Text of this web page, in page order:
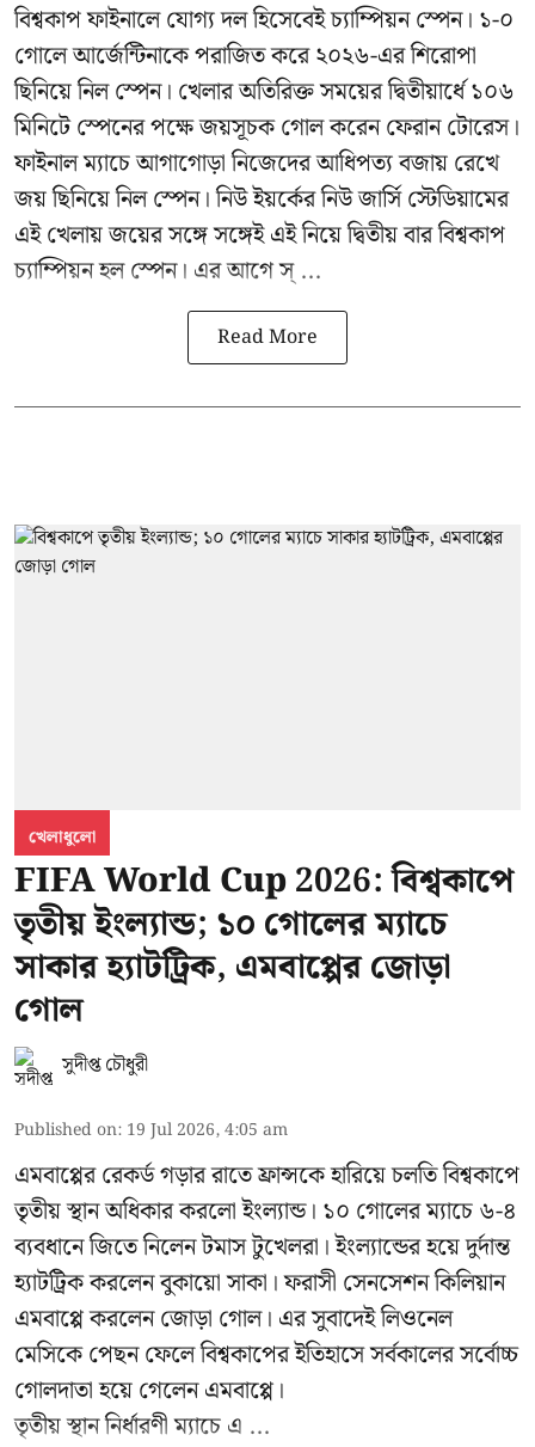
বিশ্বকাপ ফাইনালে যোগ্য দল হিসেবেই চ্যাম্পিয়ন স্পেন। ১-০
গোলে আর্জেন্টিনাকে পরাজিত করে ২০২৬-এর শিরোপা
ছিনিয়ে নিল স্পেন। খেলার অতিরিক্ত সময়ের দ্বিতীয়ার্ধে ১০৬
মিনিটে স্পেনের পক্ষে জয়সূচক গোল করেন ফেরান টোরেস।
ফাইনাল ম্যাচে আগাগোড়া নিজেদের আধিপত্য বজায় রেখে
জয় ছিনিয়ে নিল স্পেন। নিউ ইয়র্কের নিউ জার্সি স্টেডিয়ামের
এই খেলায় জয়ের সঙ্গে সঙ্গেই এই নিয়ে দ্বিতীয় বার বিশ্বকাপ
চ্যাম্পিয়ন হল স্পেন। এর আগে স্ ...
Read More
খেলাধুলো
FIFA World Cup 2026: বিশ্বকাপে
তৃতীয় ইংল্যান্ড; ১০ গোলের ম্যাচে
সাকার হ্যাটট্রিক, এমবাপ্পের জোড়া
গোল
সুদীপ্ত চৌধুরী
Published on: 19 Jul 2026, 4:05 am
এমবাপ্পের রেকর্ড গড়ার রাতে ফ্রান্সকে হারিয়ে চলতি বিশ্বকাপে
তৃতীয় স্থান অধিকার করলো ইংল্যান্ড। ১০ গোলের ম্যাচে ৬-৪
ব্যবধানে জিতে নিলেন টমাস টুখেলরা। ইংল্যান্ডের হয়ে দুর্দান্ত
হ্যাটট্রিক করলেন বুকায়ো সাকা। ফরাসী সেনসেশন কিলিয়ান
এমবাপ্পে করলেন জোড়া গোল। এর সুবাদেই লিওনেল
মেসিকে পেছন ফেলে বিশ্বকাপের ইতিহাসে সর্বকালের সর্বোচ্চ
গোলদাতা হয়ে গেলেন এমবাপ্পে।
তৃতীয় স্থান নির্ধারণী ম্যাচে এ ...